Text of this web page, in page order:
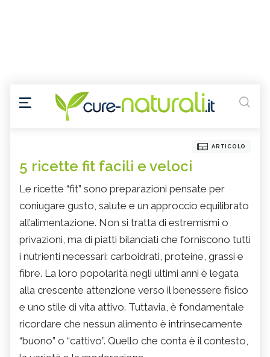
ARTICOLO
5 ricette fit facili e veloci
Le ricette “fit” sono preparazioni pensate per
coniugare gusto, salute e un approccio equilibrato
all’alimentazione. Non si tratta di estremismi o
privazioni, ma di piatti bilanciati che forniscono tutti
i nutrienti necessari: carboidrati, proteine, grassi e
fibre. La loro popolarità negli ultimi anni è legata
alla crescente attenzione verso il benessere fisico
e uno stile di vita attivo. Tuttavia, è fondamentale
ricordare che nessun alimento è intrinsecamente
“buono” o “cattivo”. Quello che conta è il contesto,